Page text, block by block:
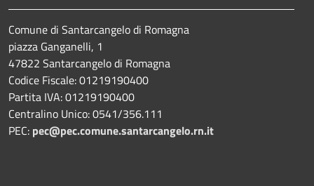
Comune di Santarcangelo di Romagna
piazza Ganganelli, 1
47822 Santarcangelo di Romagna
Codice Fiscale: 01219190400
Partita IVA: 01219190400
Centralino Unico: 0541/356.111
PEC: pec@pec.comune.santarcangelo.rn.it